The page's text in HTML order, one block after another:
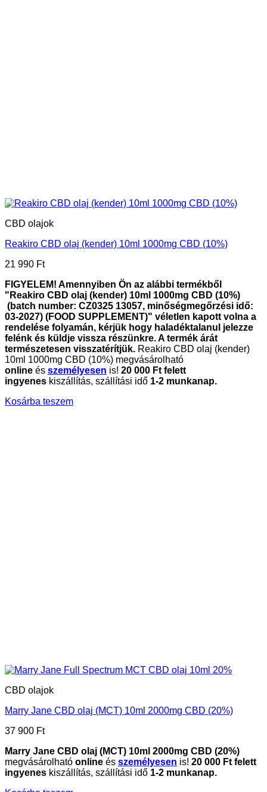
CBD olajok
Reakiro CBD olaj (kender) 10ml 1000mg CBD (10%)
21 990 Ft
FIGYELEM! Amennyiben Ön az alábbi termékből
"Reakiro CBD olaj (kender) 10ml 1000mg CBD (10%)
(batch number: CZ0325 13057, minőségmegőrzési idő:
03-2027) (FOOD SUPPLEMENT)" véletlen kapott volna a
rendelése folyamán, kérjük hogy haladéktalanul jelezze
felénk és küldje vissza részünkre. A termék árát
természetesen visszatérítjük. Reakiro CBD olaj (kender)
10ml 1000mg CBD (10%) megvásárolható
online és személyesen is! 20 000 Ft felett
ingyenes kiszállítás, szállítási idő 1-2 munkanap.
Kosárba teszem
CBD olajok
Marry Jane CBD olaj (MCT) 10ml 2000mg CBD (20%)
37 900 Ft
Marry Jane CBD olaj (MCT) 10ml 2000mg CBD (20%)
megvásárolható online és személyesen is! 20 000 Ft felett
ingyenes kiszállítás, szállítási idő 1-2 munkanap.